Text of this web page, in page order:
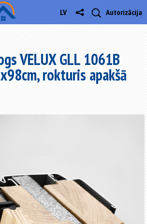
Autorizācija
LV
VELUX GLL 1061B
rokturis apakšā